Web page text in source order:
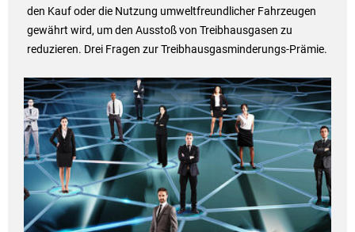
den Kauf oder die Nutzung umweltfreundlicher Fahrzeugen
gewährt wird, um den Ausstoß von Treibhausgasen zu
reduzieren. Drei Fragen zur Treibhausgasminderungs-Prämie.